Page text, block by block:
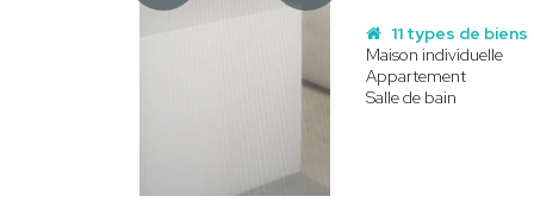
11 types de biens
Maison individuelle
Appartement
Salle de bain